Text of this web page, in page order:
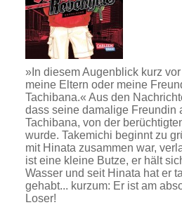
»In diesem Augenblick kurz
meine Eltern oder meine
Tachibana.« Aus den
dass seine damalige Freundin
Tachibana, von der
wurde. Takemichi beginnt zu
mit Hinata zusammen war,
ist eine kleine Butze, er hält
Wasser und seit Hinata hat er
gehabt... kurzum: Er ist am
Loser!